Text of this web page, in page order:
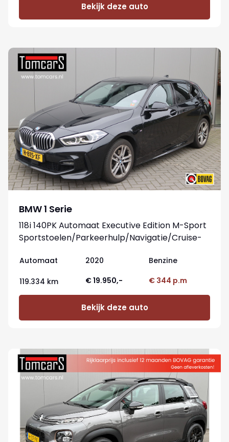
Bekijk deze auto
BMW 1 Serie
118i 140PK Automaat Executive Edition M-Sport
Sportstoelen/Parkeerhulp/Navigatie/Cruise-
Automaat 2020 Benzine
119.334 km € 19.950,- € 344 p.m
Bekijk deze auto